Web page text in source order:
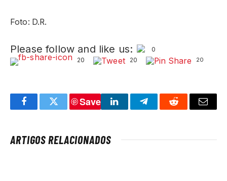
Foto: D.R.
Please follow and like us:
0
20
20 20
FacebookTwitter
Save
LinkedInTelegramReddit Email
ARTIGOS RELACIONADOS